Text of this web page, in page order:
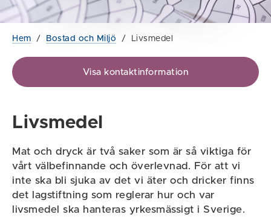
Hem / Bostad och Miljö / Livsmedel
Visa kontaktinformation
Livsmedel
Mat och dryck är två saker som är så viktiga för
vårt välbefinnande och överlevnad. För att vi
inte ska bli sjuka av det vi äter och dricker finns
det lagstiftning som reglerar hur och var
livsmedel ska hanteras yrkesmässigt i Sverige.